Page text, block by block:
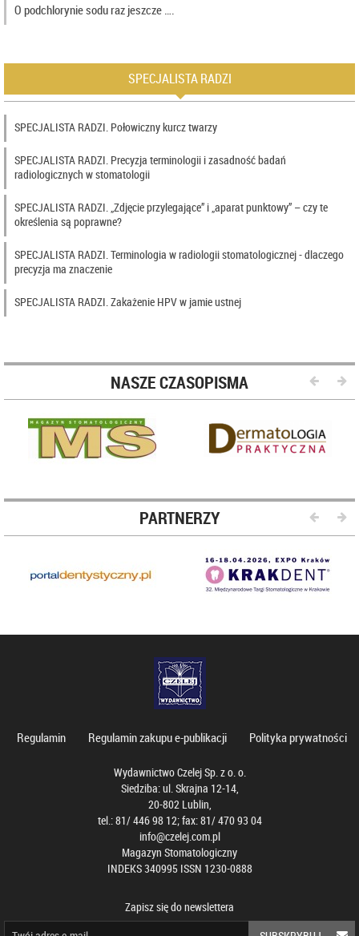
O podchlorynie sodu raz jeszcze ….
SPECJALISTA RADZI
SPECJALISTA RADZI. Połowiczny kurcz twarzy
SPECJALISTA RADZI. Precyzja terminologii i zasadność badań
radiologicznych w stomatologii
SPECJALISTA RADZI. „Zdjęcie przylegające” i „aparat punktowy” – czy te
określenia są poprawne?
SPECJALISTA RADZI. Terminologia w radiologii stomatologicznej - dlaczego
precyzja ma znaczenie
SPECJALISTA RADZI. Zakażenie HPV w jamie ustnej
NASZE CZASOPISMA
PARTNERZY
Regulamin Regulamin zakupu e-publikacji Polityka prywatności
Wydawnictwo Czelej Sp. z o. o.
Siedziba: ul. Skrajna 12-14,
20-802 Lublin,
tel.: 81/ 446 98 12; fax: 81/ 470 93 04
info@czelej.com.pl
Magazyn Stomatologiczny
INDEKS 340995 ISSN 1230-0888
Zapisz się do newslettera